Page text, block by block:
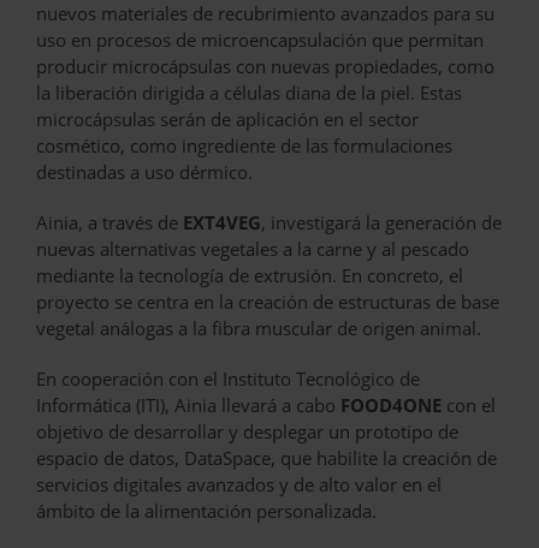
nuevos materiales de recubrimiento avanzados para su
uso en procesos de microencapsulación que permitan
producir microcápsulas con nuevas propiedades, como
la liberación dirigida a células diana de la piel. Estas
microcápsulas serán de aplicación en el sector
cosmético, como ingrediente de las formulaciones
destinadas a uso dérmico.
Ainia, a través de EXT4VEG, investigará la generación de
nuevas alternativas vegetales a la carne y al pescado
mediante la tecnología de extrusión. En concreto, el
proyecto se centra en la creación de estructuras de base
vegetal análogas a la fibra muscular de origen animal.
En cooperación con el Instituto Tecnológico de
Informática (ITI), Ainia llevará a cabo FOOD4ONE con el
objetivo de desarrollar y desplegar un prototipo de
espacio de datos, DataSpace, que habilite la creación de
servicios digitales avanzados y de alto valor en el
ámbito de la alimentación personalizada.